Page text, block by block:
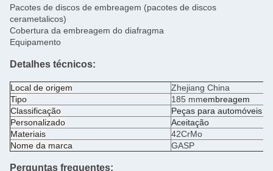
Pacotes de discos de embreagem (pacotes de discos
cerametalicos)
Cobertura da embreagem do diafragma
Equipamento
Detalhes técnicos:
Local de origem
Zhejiang China
Tipo
185 mmembreagem
Classificação
Peças para automóveis
Personalizado
Aceitação
Materiais
42CrMo
Nome da marca
GASP
Perguntas frequentes: